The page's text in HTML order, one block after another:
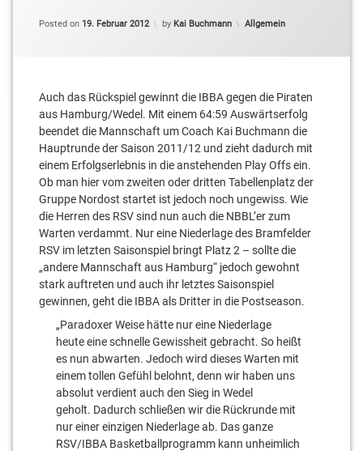
Posted on 19. Februar 2012 by Kai Buchmann Categories:
Allgemein
Auch das Rückspiel gewinnt die IBBA gegen die Piraten
aus Hamburg/Wedel. Mit einem 64:59 Auswärtserfolg
beendet die Mannschaft um Coach Kai Buchmann die
Hauptrunde der Saison 2011/12 und zieht dadurch mit
einem Erfolgserlebnis in die anstehenden Play Offs ein.
Ob man hier vom zweiten oder dritten Tabellenplatz der
Gruppe Nordost startet ist jedoch noch ungewiss. Wie
die Herren des RSV sind nun auch die NBBL’er zum
Warten verdammt. Nur eine Niederlage des Bramfelder
RSV im letzten Saisonspiel bringt Platz 2 – sollte die
„andere Mannschaft aus Hamburg“ jedoch gewohnt
stark auftreten und auch ihr letztes Saisonspiel
gewinnen, geht die IBBA als Dritter in die Postseason.
„Paradoxer Weise hätte nur eine Niederlage
heute eine schnelle Gewissheit gebracht. So heißt
es nun abwarten. Jedoch wird dieses Warten mit
einem tollen Gefühl belohnt, denn wir haben uns
absolut verdient auch den Sieg in Wedel
geholt. Dadurch schließen wir die Rückrunde mit
nur einer einzigen Niederlage ab. Das ganze
RSV/IBBA Basketballprogramm kann unheimlich